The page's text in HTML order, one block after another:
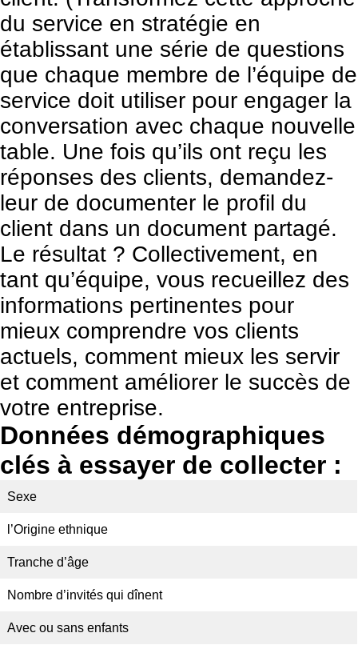
du service en stratégie en
établissant une série de questions
que chaque membre de l’équipe de
service doit utiliser pour engager la
conversation avec chaque nouvelle
table. Une fois qu’ils ont reçu les
réponses des clients, demandez-
leur de documenter le profil du
client dans un document partagé.
Le résultat ? Collectivement, en
tant qu’équipe, vous recueillez des
informations pertinentes pour
mieux comprendre vos clients
actuels, comment mieux les servir
et comment améliorer le succès de
votre entreprise.
Données démographiques
clés à essayer de collecter :
Sexe
l’Origine ethnique
Tranche d’âge
Nombre d’invités qui dînent
Avec ou sans enfants